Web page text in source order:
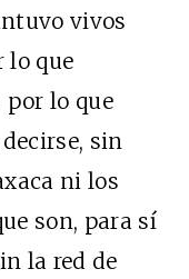
vivos
lo que
por lo que
sin
ni los
son, para sí
la red de